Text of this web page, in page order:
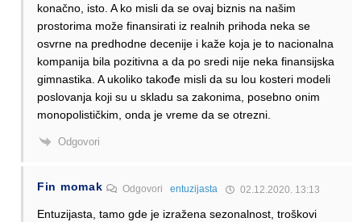
konačno, isto. A ko misli da se ovaj biznis na našim
prostorima može finansirati iz realnih prihoda neka se
osvrne na predhodne decenije i kaže koja je to nacionalna
kompanija bila pozitivna a da po sredi nije neka finansijska
gimnastika. A ukoliko takođe misli da su lou kosteri modeli
poslovanja koji su u skladu sa zakonima, posebno onim
monopolističkim, onda je vreme da se otrezni.
Odgovori
Fin momak Odgovorientuzijasta 02.12.2020. 13:13
Entuzijasta, tamo gde je izražena sezonalnost, troškovi